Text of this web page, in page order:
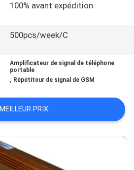
100% avant expédition
500pcs/week/C
Amplificateur de signal de téléphone
portable
, Répétiteur de signal de GSM
MEILLEUR PRIX